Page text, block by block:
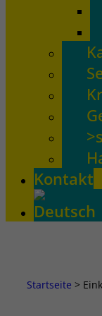
Kontakt
Startseite >